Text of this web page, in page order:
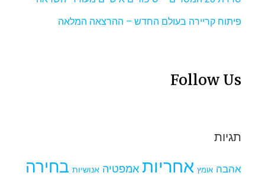
פיתוח קריירה בעולם החדש – ההרצאה המלאה
Follow Us
תגיות
אהבה אומץ אחריות אמפטיה אנושיות בחירה